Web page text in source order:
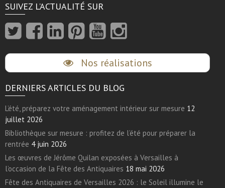
SUIVEZ L’ACTUALITÉ SUR
Nos réalisations
DERNIERS ARTICLES DU BLOG
L’été, préparez votre aménagement intérieur sur mesure 12
juillet 2026
Bibliothèque sur mesure : profitez de l’été pour préparer la
rentrée 4 juin 2026
Les œuvres de Jérôme Quilan exposées à Versailles à
l’occasion de la Fête des Antiquaires 18 mai 2026
Fête des Antiquaires de Versailles 2026 : le Soleil illumine le